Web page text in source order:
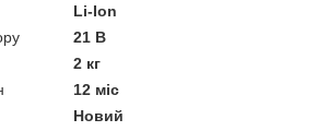
Li-Ion
21 В
2 кг
12 міс
Новий